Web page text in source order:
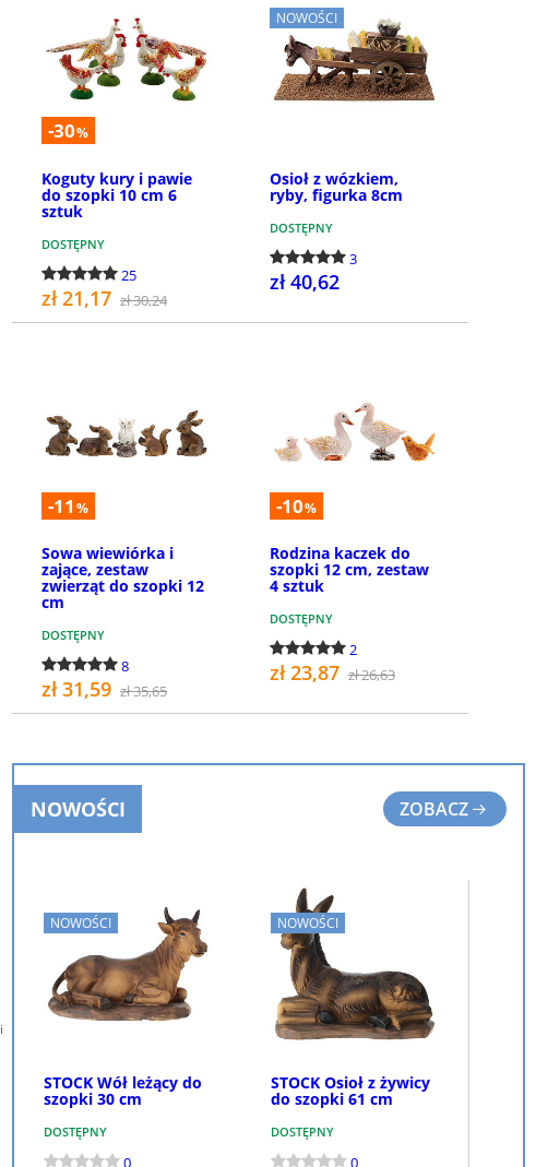
i
-30%
Koguty kury i pawie
do szopki 10 cm 6
sztuk
DOSTĘPNY
25
zł 21,17 zł 30,24
NOWOŚCI
Osioł z wózkiem,
ryby, figurka 8cm
DOSTĘPNY
3
zł 40,62
-11 %
Sowa wiewiórka i
zające, zestaw
zwierząt do szopki 12
cm
DOSTĘPNY
8
zł 31,59 zł 35,65
-10%
Rodzina kaczek do
szopki 12 cm, zestaw
4 sztuk
DOSTĘPNY
2
zł 23,87 zł 26,63
NOWOŚCI ZOBACZ
NOWOŚCI
STOCK Wół leżący do
szopki 30 cm
DOSTĘPNY
0
NOWOŚCI
STOCK Osioł z żywicy
do szopki 61 cm
DOSTĘPNY
0